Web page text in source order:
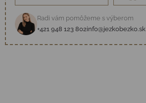
Radi vám pomôžeme s výberom
+421 948 123 802info@jezkobezko.sk